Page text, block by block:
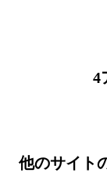
4
他のサイト